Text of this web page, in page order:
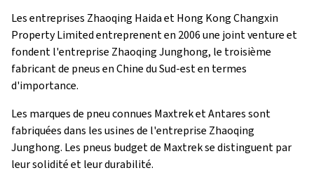
Les entreprises Zhaoqing Haida et Hong Kong Changxin
Property Limited entreprenent en 2006 une joint venture et
fondent l'entreprise Zhaoqing Junghong, le troisième
fabricant de pneus en Chine du Sud-est en termes
d'importance.
Les marques de pneu connues Maxtrek et Antares sont
fabriquées dans les usines de l'entreprise Zhaoqing
Junghong. Les pneus budget de Maxtrek se distinguent par
leur solidité et leur durabilité.